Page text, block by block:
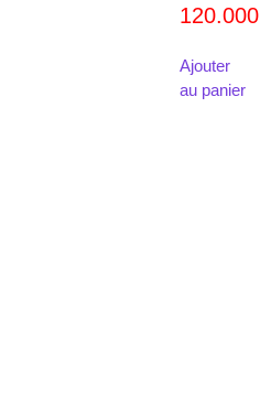
120.000
Ajouter
au panier